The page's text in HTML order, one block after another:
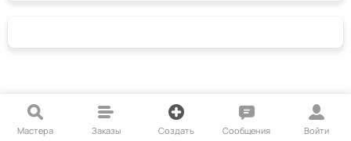
Мастера Заказы Создать Сообщения Войти